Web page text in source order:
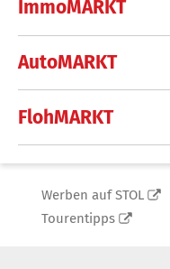
ImmoMARKT
AutoMARKT
FlohMARKT
Werben auf STOL
Tourentipps